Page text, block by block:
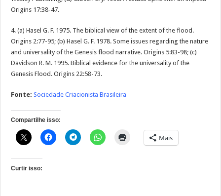
Origins 17:38-47.
4. (a) Hasel G. F. 1975. The biblical view of the extent of the flood.
Origins 2:77-95; (b) Hasel G. F. 1978. Some issues regarding the nature
and universality of the Genesis flood narrative. Origins 5:83-98; (c)
Davidson R. M. 1995. Biblical evidence for the universality of the
Genesis Flood. Origins 22:58-73.
Fonte: Sociedade Criacionista Brasileira
Compartilhe isso:
Mais
Curtir isso: